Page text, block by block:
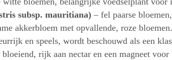
subsp. mauritiana) – fel paarse
akkerbloem met opvallende, roze bloemen.
en speels, wordt beschouwd als een
rijk aan nectar en een magneet voor